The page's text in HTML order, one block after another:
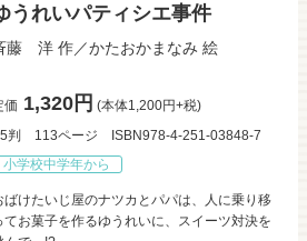
うれいパティシエ事件
藤 洋 作／かたおかまなみ 絵
価 1,320円 (本体1,200円+税)
判
113ページ
ISBN978-4-251-03848-7
小学校中学年から
ばけたいじ屋のナツカとパパは、人に乗り移
てお菓子を作るゆうれいに、スイーツ対決を